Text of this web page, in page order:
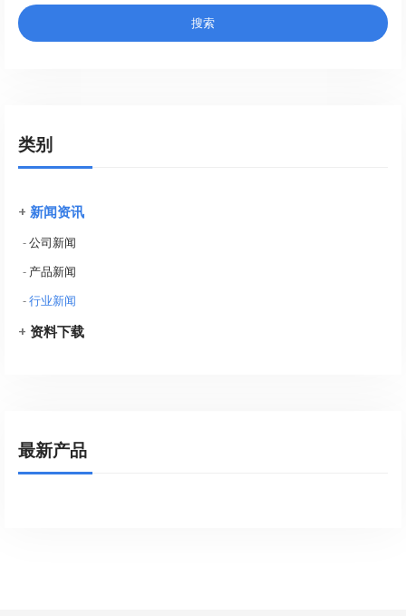
类别
+ 新闻资讯
-公司新闻
- 产品新闻
-行业新闻
+ 资料下载
最新产品